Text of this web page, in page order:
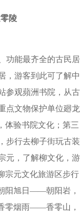
陵
功能最齐全的古民居
，游客到此可了解中
参观蘋洲书院，从古
点文物保护单位廻龙
体验书院文化；第三
步行去柳子街玩古装
元，了解柳文化，游
宗元文化旅游区步行
阳旭日——朝阳岩，
零烟雨——香零山，